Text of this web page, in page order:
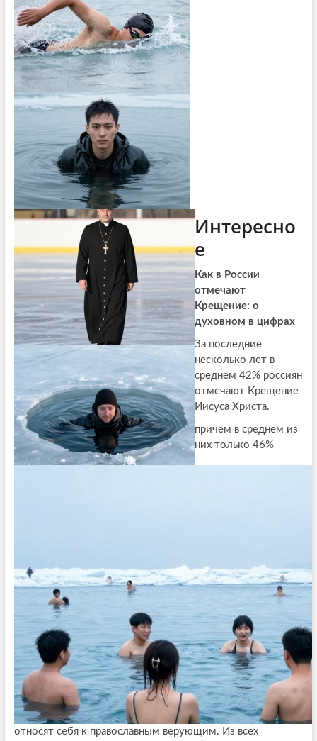
Интересно
е
Как в России
отмечают
Крещение: о
духовном в цифрах
За последние
несколько лет в
среднем 42% россиян
отмечают Крещение
Иисуса Христа.
причем в среднем из
них только 46%
относят себя к православным верующим. Из всех